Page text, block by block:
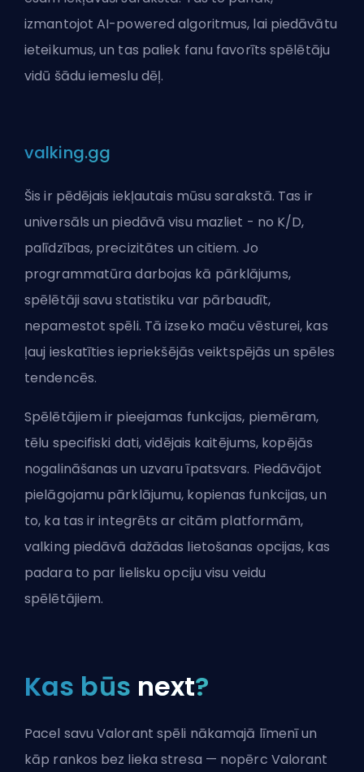
izmantojot AI-powered algoritmus, lai piedāvātu
ieteikumus, un tas paliek fanu favorīts spēlētāju
vidū šādu iemeslu dēļ.
valking.gg
Šis ir pēdējais iekļautais mūsu sarakstā. Tas ir
universāls un piedāvā visu mazliet - no K/D,
palīdzības, precizitātes un citiem. Jo
programmatūra darbojas kā pārklājums,
spēlētāji savu statistiku var pārbaudīt,
nepamestot spēli. Tā izseko maču vēsturei, kas
ļauj ieskatīties iepriekšējās veiktspējās un spēles
tendencēs.
Spēlētājiem ir pieejamas funkcijas, piemēram,
tēlu specifiski dati, vidējais kaitējums, kopējās
nogalināšanas un uzvaru īpatsvars. Piedāvājot
pielāgojamu pārklājumu, kopienas funkcijas, un
to, ka tas ir integrēts ar citām platformām,
valking piedāvā dažādas lietošanas opcijas, kas
padara to par lielisku opciju visu veidu
spēlētājiem.
Kas būs next?
Pacel savu Valorant spēli nākamajā līmenī un
kāp rankos bez lieka stresa — nopērc Valorant